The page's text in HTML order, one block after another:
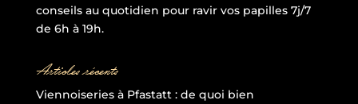
conseils au quotidien pour ravir vos papilles 7j/7
de 6h à 19h.
Articles récents
Viennoiseries à Pfastatt : de quoi bien